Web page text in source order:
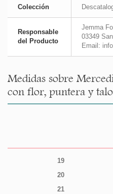
Colección
Responsable
del Producto
Jemma
03349
Email:
Medidas sobre
con flor, puntera y
19
20
21